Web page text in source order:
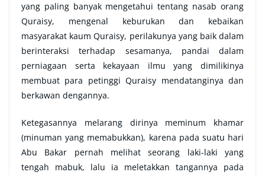
yang paling banyak mengetahui tentang nasab orang
Quraisy, mengenal keburukan dan kebaikan
masyarakat kaum Quraisy, perilakunya yang baik dalam
berinteraksi terhadap sesamanya, pandai dalam
perniagaan serta kekayaan ilmu yang dimilikinya
membuat para petinggi Quraisy mendatanginya dan
berkawan dengannya.
Ketegasannya melarang dirinya meminum khamar
(minuman yang memabukkan), karena pada suatu hari
Abu Bakar pernah melihat seorang laki-laki yang
tengah mabuk, lalu ia meletakkan tangannya pada